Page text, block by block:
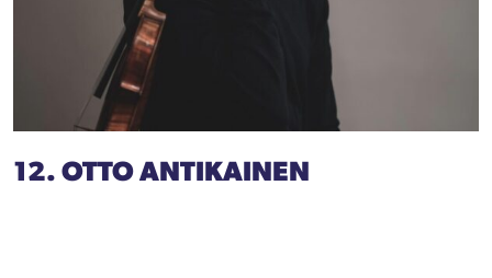
12. OTTO ANTIKAINEN